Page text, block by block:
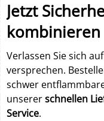
Jetzt
kombinieren
Verlassen Sie sich
versprechen.
schwer
unsererschnellen
Service.